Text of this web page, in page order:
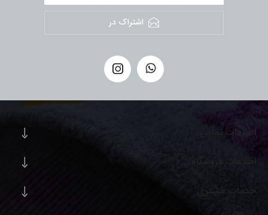
اشتراک در
اطلاعات تماس
اطلاعات فروشگاه
خدمات مشتری